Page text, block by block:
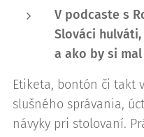
V podcaste s
Slováci
a ako by si
Etiketa, bontón či takt
slušného správania,
návyky pri stolovaní.